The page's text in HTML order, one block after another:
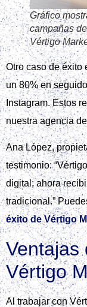
Gráfico
campañas
Vértigo
Otro caso de éxito
un 80% en
Instagram. Estos
nuestra agencia
Ana López,
testimonio:
digital; ahora
tradicional.”
éxito de Vértigo
Ventajas
Vértigo
Al trabajar con